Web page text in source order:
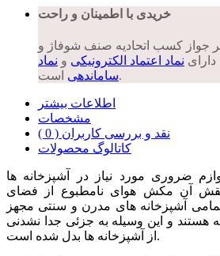
خریدی با اطمینان و راحت
بر جواز کسب اتحادیه صنف شوفاژ و
نماد اعتماد الکترونیکی و نماد
ساماندهیاست.
اطلاعات بیشتر
مشخصات
نقد و بررسی کاربران ( 0 )
کاتالوگ محصولات
ضروری مورد نیاز در آشپزخانه ها
آن مکش هوای نامطبوع از فضای
آشپزخانه های مدرن و سنتی مجهز
هستند و این وسیله به جزئی جدا نشدنی
از آشپزخانه ها بدل شده است.